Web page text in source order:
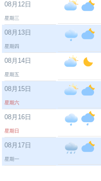
08月12日
星期三
08月13日
星期四
08月14日
星期五
08月15日
星期六
08月16日
星期日
08月17日
星期一